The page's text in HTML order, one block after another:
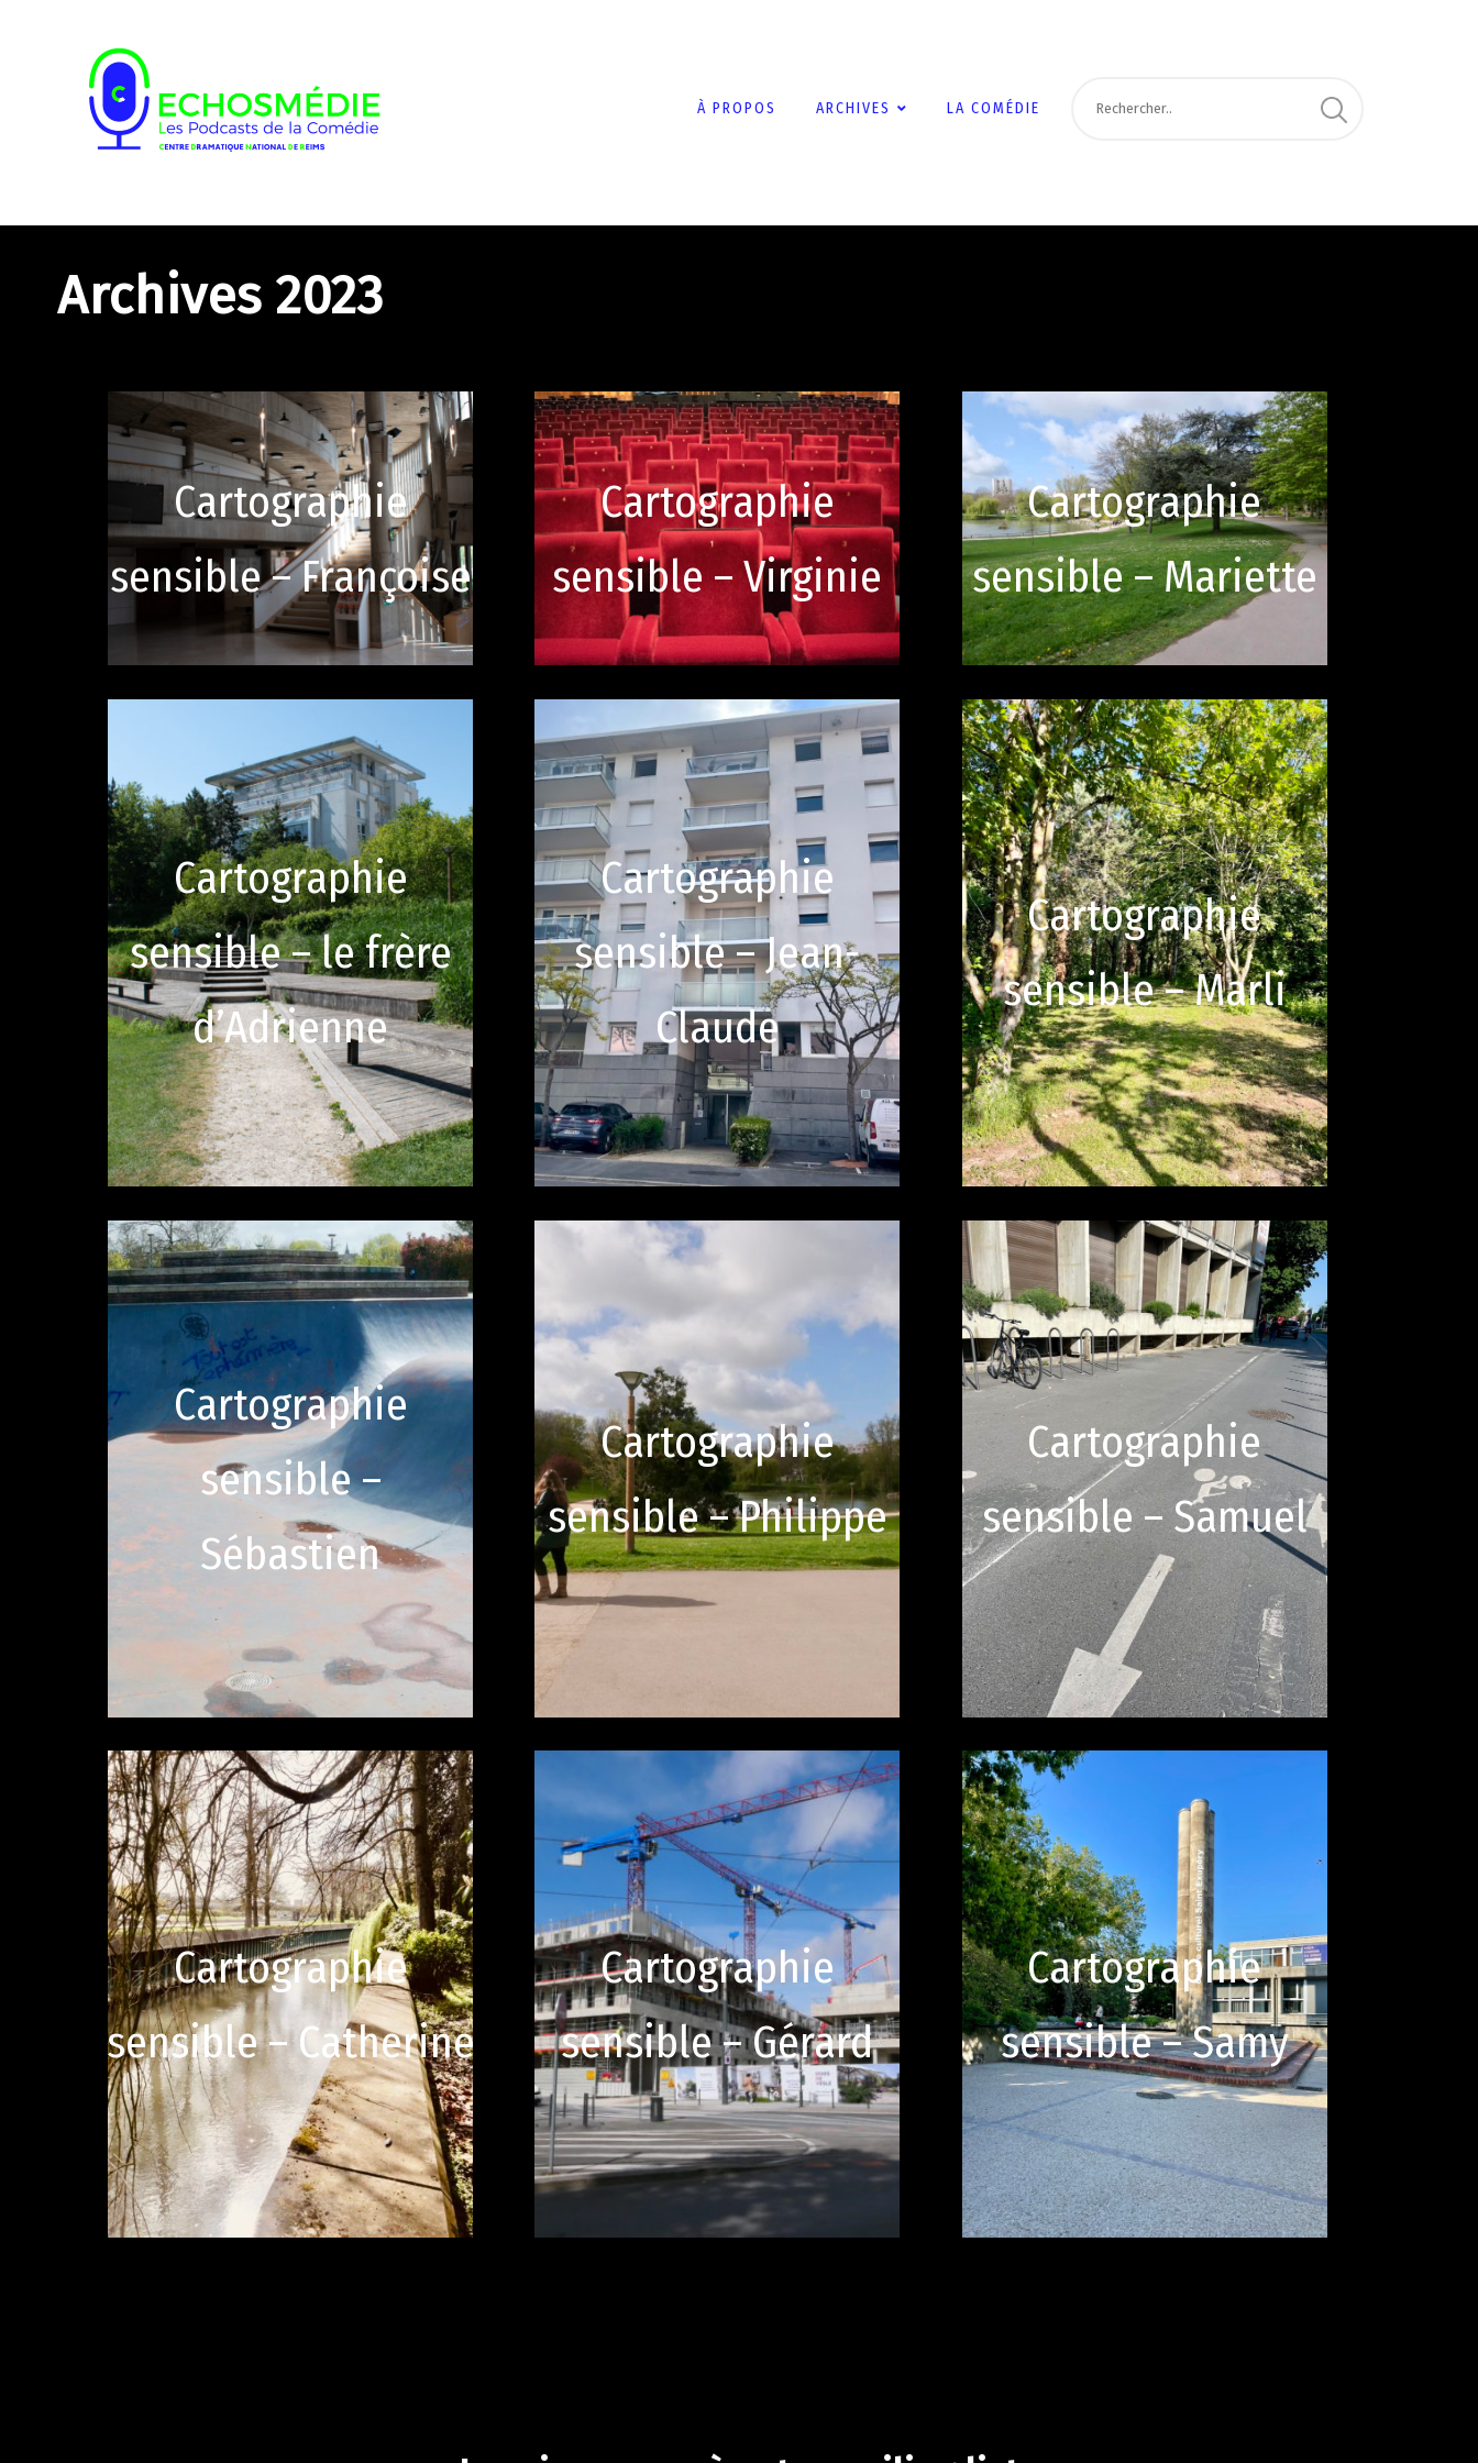
À PROPOS ARCHIVES LA COMÉDIE
Archives 2023
Cartographie
sensible – Françoise
Cartographie
sensible – Virginie
Cartographie
sensible – Mariette
Cartographie
sensible – le frère
d’Adrienne
Cartographie
sensible – Jean-
Claude
Cartographie
sensible – Marli
Cartographie
sensible –
Sébastien
Cartographie
sensible – Philippe
Cartographie
sensible – Samuel
Cartographie
sensible – Catherine
Cartographie
sensible – Gérard
Cartographie
sensible – Samy